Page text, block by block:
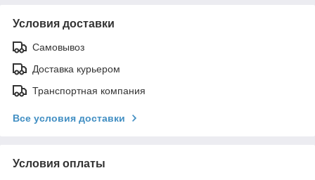
Условия доставки
Самовывоз
Доставка курьером
Транспортная компания
Все условия доставки
Условия оплаты